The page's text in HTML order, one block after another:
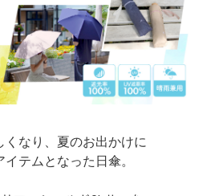
くなり、夏のお出かけに
テムとなった日傘。